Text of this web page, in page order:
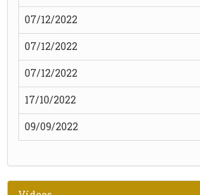
07/12/2022
07/12/2022
07/12/2022
17/10/2022
09/09/2022